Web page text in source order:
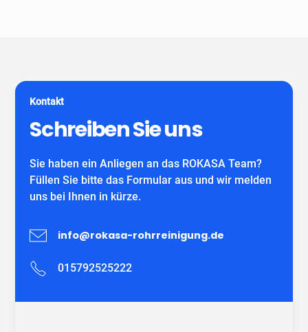
für Schlauchliner. Wir beraten Sie kostenfrei und
individuell nach Ihrem Bedürfnis.
Wir freuen uns auf Ihren Anruf!
Kontakt
Schreiben Sie uns
Sie haben ein Anliegen an das ROKASA Team?
Füllen Sie bitte das Formular aus und wir melden
uns bei Ihnen in kürze.
info@rokasa-rohrreinigung.de
015792525222